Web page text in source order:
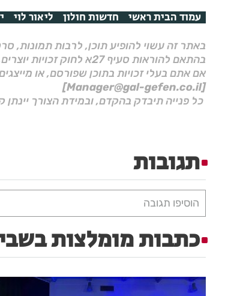
עמוד הבית ראשי חדשות חולון ליאור לוי
באתר זה עשוי להופיע תוכן, לרבות תמונות,
בהתאם להוראות סעיף 27א לחוק זכויות יוצרים, התשס"ח–2007.
אם אתם בעלי זכויות בתוכן שפורסם, או
[Manager@gal-gefen.co.il]
כל פנייה תיבדק בהקדם, ובמידת הצורך
תגובות
הוסיפו תגובה
כתבות מומלצות